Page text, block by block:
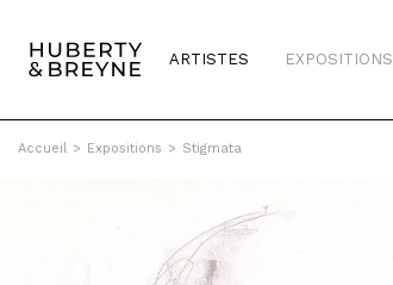
ARTISTES EXPOSITIONS
Accueil > Expositions > Stigmata